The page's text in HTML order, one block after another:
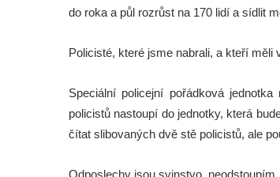
do roka a půl rozrůst na 170 lidí a sídlit
Policisté, které jsme nabrali, a kteří
Speciální policejní pořádková
policistů nastoupí do jednotky, která
čítat slibovaných dvě stě policistů, ale